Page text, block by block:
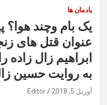
یادمان ها
یک بام وچند هوا؟
عنوان قتل های
ابراهیم زال
به روایت حسین
آوریل 5, 2018 Editor